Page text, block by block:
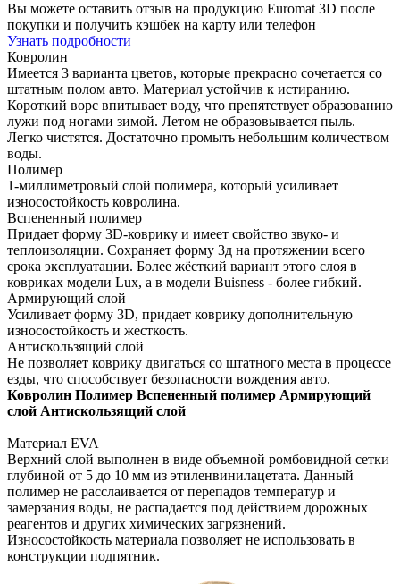
Вы можете оставить отзыв на продукцию Euromat 3D после
покупки и получить кэшбек на карту или телефон
Узнать подробности
Ковролин
Имеется 3 варианта цветов, которые прекрасно сочетается со
штатным полом авто. Материал устойчив к истиранию.
Короткий ворс впитывает воду, что препятствует образованию
лужи под ногами зимой. Летом не образовывается пыль.
Легко чистятся. Достаточно промыть небольшим количеством
воды.
Полимер
1-миллиметровый слой полимера, который усиливает
износостойкость ковролина.
Вспененный полимер
Придает форму 3D-коврику и имеет свойство звуко- и
теплоизоляции. Сохраняет форму 3д на протяжении всего
срока эксплуатации. Более жёсткий вариант этого слоя в
ковриках модели Lux, а в модели Buisness - более гибкий.
Армирующий слой
Усиливает форму 3D, придает коврику дополнительную
износостойкость и жесткость.
Антискользящий слой
Не позволяет коврику двигаться со штатного места в процессе
езды, что способствует безопасности вождения авто.
Ковролин Полимер Вспененный полимер Армирующий
слой Антискользящий слой
Материал EVA
Верхний слой выполнен в виде объемной ромбовидной сетки
глубиной от 5 до 10 мм из этиленвинилацетата. Данный
полимер не расслаивается от перепадов температур и
замерзания воды, не распадается под действием дорожных
реагентов и других химических загрязнений.
Износостойкость материала позволяет не использовать в
конструкции подпятник.